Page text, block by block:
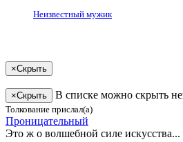
Неизвестный мужик
×Скрыть
×Скрыть В списке можно скрыть
Толкование прислал(а)
Про­ница­тель­ный
Это ж о волшебной силе